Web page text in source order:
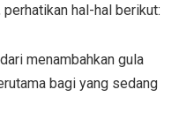
hal-hal berikut:
menambahkan gula
bagi yang sedang